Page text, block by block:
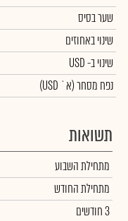
שער בסיס
שינוי באחוזים
שינויב- USD
נפח מסחר(א` USD)
תשואות
מתחילת השבוע
מתחילת החודש
3 חודשים